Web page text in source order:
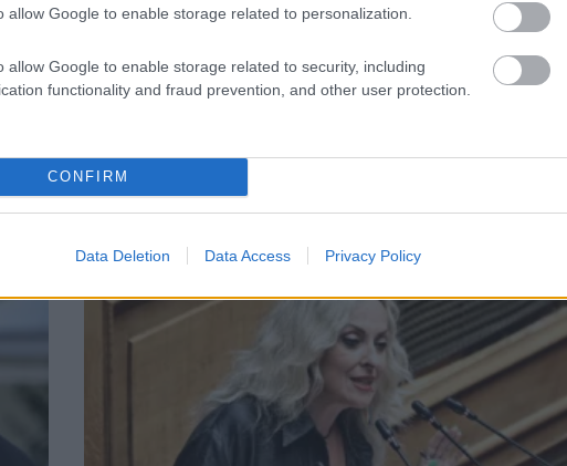
allow Google to enable storage related to personalization.
allow Google to enable storage related to security, including
functionality and fraud prevention, and other user protection.
CONFIRM
Data Deletion Data Access Privacy Policy
ΚΟΜΜΑΤΑ
Νίκη: Προς διαγραφή ο βουλευτής Βρεττός με φόντο
το σκάνδαλο του ΟΠΕΚΕΠΕ